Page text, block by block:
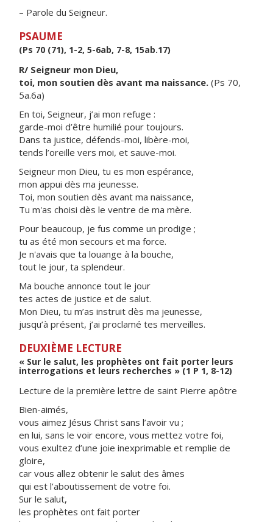
– Parole du Seigneur.
PSAUME
(Ps 70 (71), 1-2, 5-6ab, 7-8, 15ab.17)
R/ Seigneur mon Dieu,
toi, mon soutien dès avant ma naissance. (Ps 70,
5a.6a)
En toi, Seigneur, j’ai mon refuge :
garde-moi d’être humilié pour toujours.
Dans ta justice, défends-moi, libère-moi,
tends l’oreille vers moi, et sauve-moi.
Seigneur mon Dieu, tu es mon espérance,
mon appui dès ma jeunesse.
Toi, mon soutien dès avant ma naissance,
Tu m'as choisi dès le ventre de ma mère.
Pour beaucoup, je fus comme un prodige ;
tu as été mon secours et ma force.
Je n'avais que ta louange à la bouche,
tout le jour, ta splendeur.
Ma bouche annonce tout le jour
tes actes de justice et de salut.
Mon Dieu, tu m’as instruit dès ma jeunesse,
jusqu’à présent, j’ai proclamé tes merveilles.
DEUXIÈME LECTURE
« Sur le salut, les prophètes ont fait porter leurs
interrogations et leurs recherches » (1 P 1, 8-12)
Lecture de la première lettre de saint Pierre apôtre
Bien-aimés,
vous aimez Jésus Christ sans l’avoir vu ;
en lui, sans le voir encore, vous mettez votre foi,
vous exultez d’une joie inexprimable et remplie de
gloire,
car vous allez obtenir le salut des âmes
qui est l’aboutissement de votre foi.
Sur le salut,
les prophètes ont fait porter